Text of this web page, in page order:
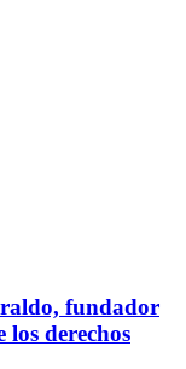
fundador
los derechos